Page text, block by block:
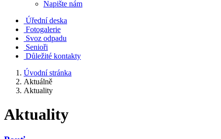
Napište nám
Úřední deska
Fotogalerie
Svoz odpadu
Senioři
Důležité kontakty
Úvodní stránka
Aktuálně
Aktuality
Aktuality